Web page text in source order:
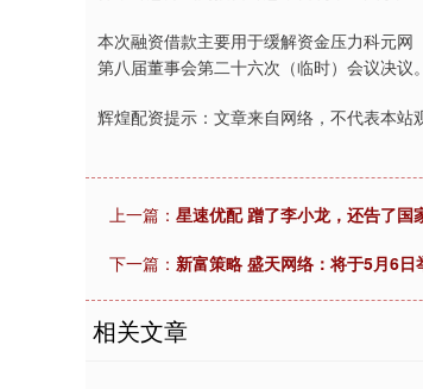
本次融资借款主要用于缓解资金压力科元
第八届董事会第二十六次（临时）会议决议
辉煌配资提示：文章来自网络，不代表本站
上一篇： 星速优配 蹭了李小龙，还告了
下一篇： 新富策略 盛天网络：将于5月6
相关文章